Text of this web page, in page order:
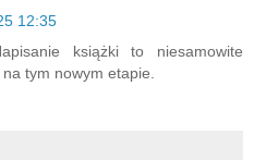
12:35
książki to niesamowite
tym nowym etapie.